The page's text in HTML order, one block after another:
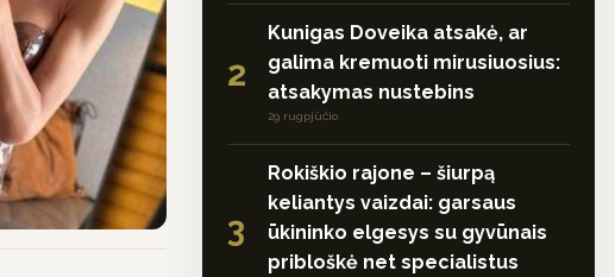
2
Kunigas Doveika atsakė, ar
galima kremuoti mirusiuosius:
atsakymas nustebins
29 rugpjūčio
3
Rokiškio rajone – šiurpą
keliantys vaizdai: garsaus
ūkininko elgesys su gyvūnais
pribloškė net specialistus